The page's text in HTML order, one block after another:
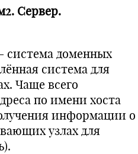
2. Сервер.
система доменных
система для
Чаще всего
по имени хоста
информации о
узлах для